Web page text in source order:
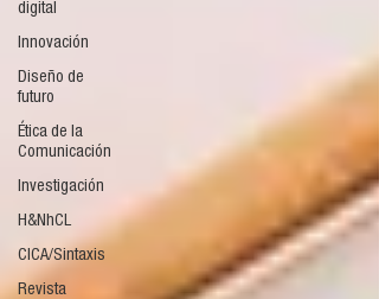
digital
Innovación
Diseño de
futuro
Ética de la
Comunicación
Investigación
H&NhCL
CICA/Sintaxis
Revista